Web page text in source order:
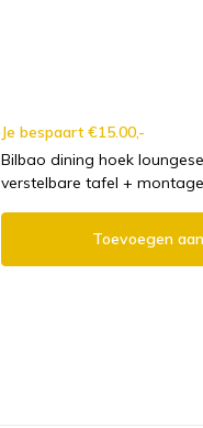
Je bespaart €15.00,-
Bilbao dining hoek
verstelbare tafel +
Toevoegen